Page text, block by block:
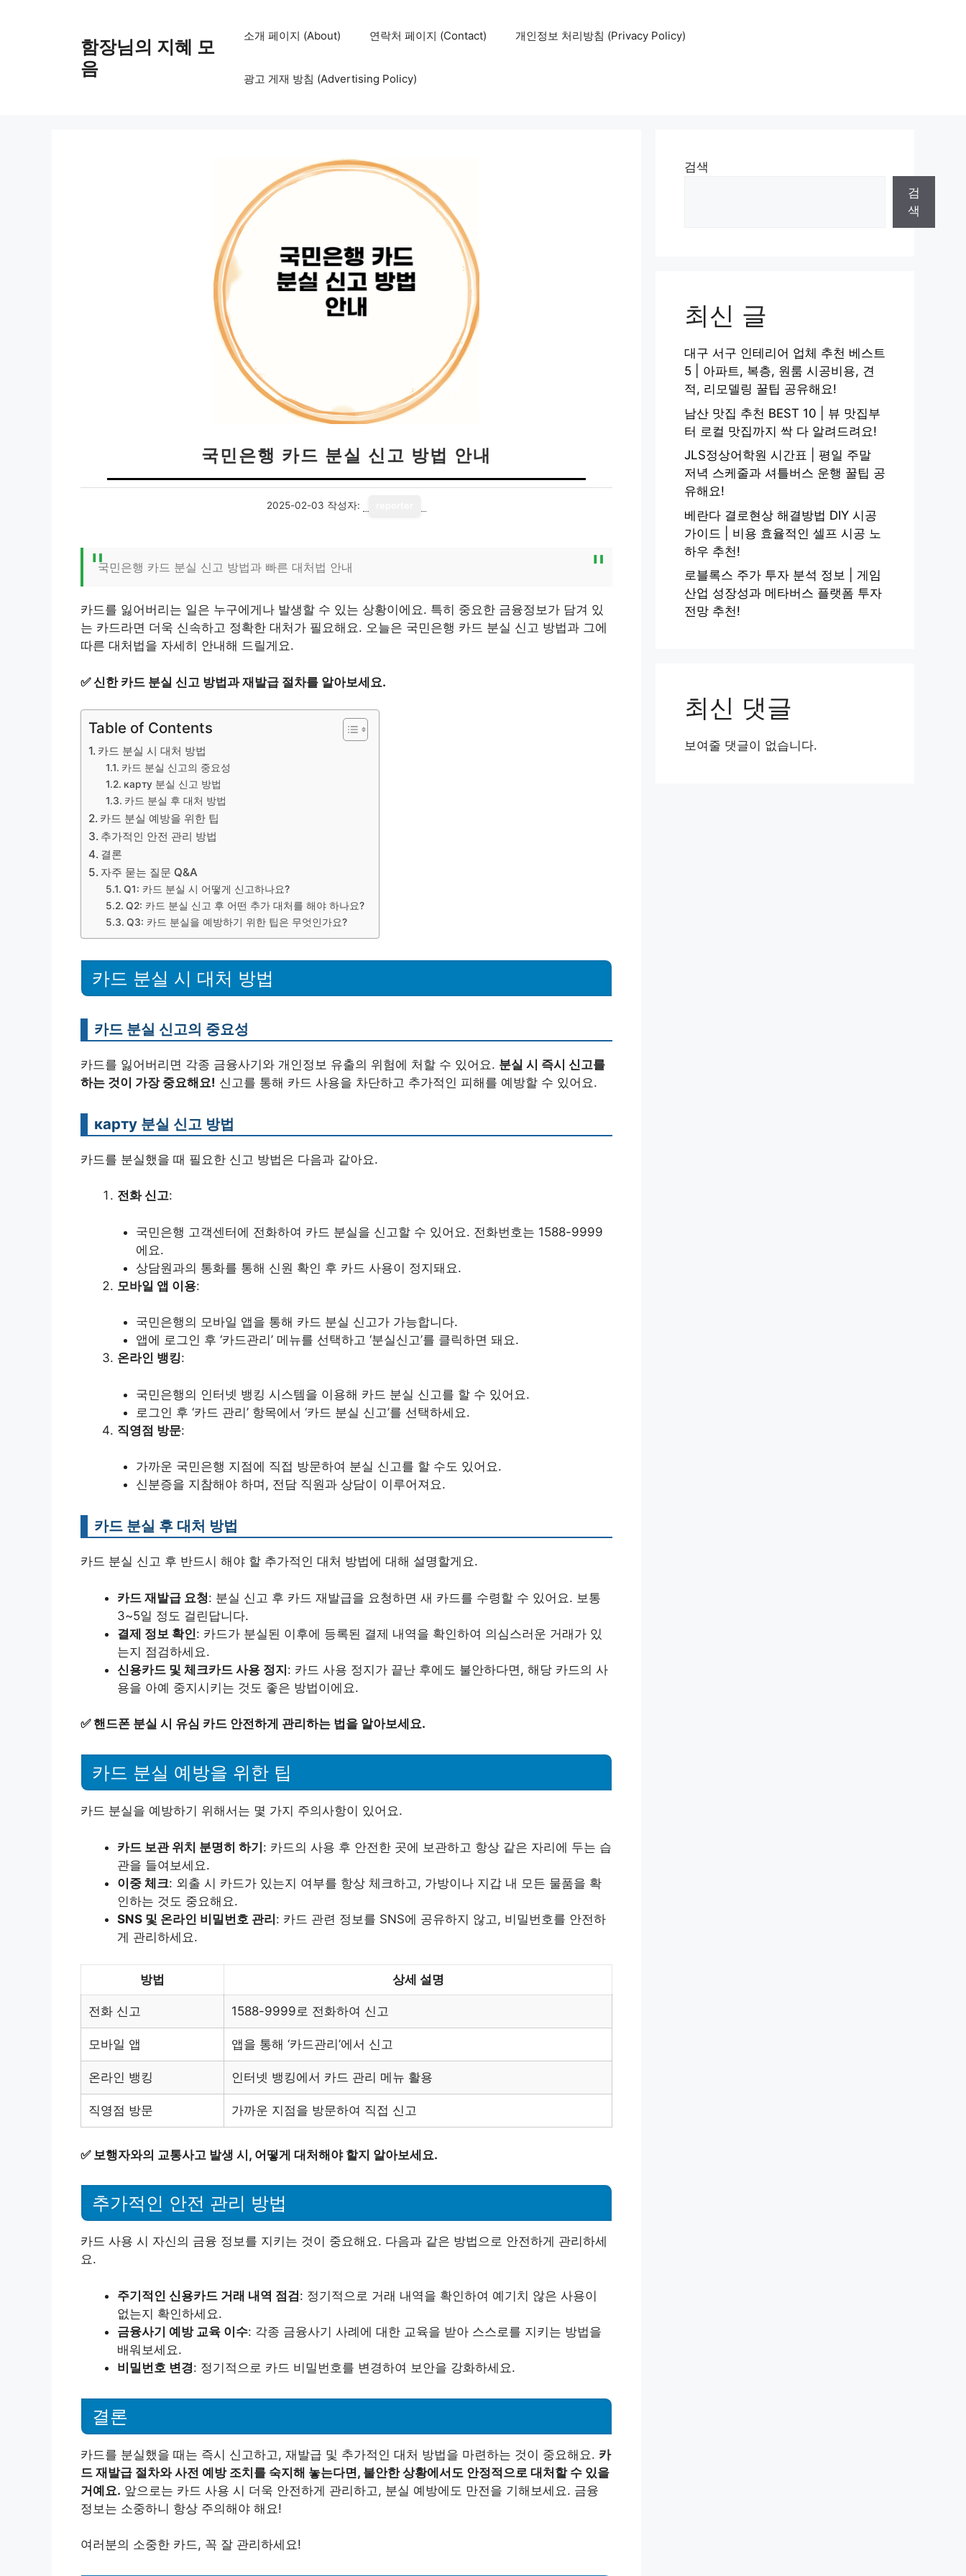
함장님의 지혜 모
음
소개 페이지 (About) 연락처 페이지 (Contact) 개인정보 처리방침 (Privacy Policy)
광고 게재 방침 (Advertising Policy)
국민은행 카드 분실 신고 방법 안내
2025-02-03 작성자:
국민은행 카드 분실 신고 방법과 빠른 대처법 안내
카드를 잃어버리는 일은 누구에게나 발생할 수 있는 상황이에요. 특히 중요한 금융정보가 담겨 있
는 카드라면 더욱 신속하고 정확한 대처가 필요해요. 오늘은 국민은행 카드 분실 신고 방법과 그에
따른 대처법을 자세히 안내해 드릴게요.
✅신한 카드 분실 신고 방법과 재발급 절차를 알아보세요.
Table of Contents
카드 분실 시 대처 방법
카드 분실 신고의 중요성
карту 분실 신고 방법
카드 분실 후 대처 방법
카드 분실 예방을 위한 팁
추가적인 안전 관리 방법
결론
자주 묻는 질문 Q&A
Q1: 카드 분실 시 어떻게 신고하나요?
Q2: 카드 분실 신고 후 어떤 추가 대처를 해야 하나요?
Q3: 카드 분실을 예방하기 위한 팁은 무엇인가요?
카드 분실 시 대처 방법
카드 분실 신고의 중요성
카드를 잃어버리면 각종 금융사기와 개인정보 유출의 위험에 처할 수 있어요. 분실 시 즉시 신고를
하는 것이 가장 중요해요! 신고를 통해 카드 사용을 차단하고 추가적인 피해를 예방할 수 있어요.
карту 분실 신고 방법
카드를 분실했을 때 필요한 신고 방법은 다음과 같아요.
전화 신고:
국민은행 고객센터에 전화하여 카드 분실을 신고할 수 있어요. 전화번호는 1588-9999
에요.
상담원과의 통화를 통해 신원 확인 후 카드 사용이 정지돼요.
모바일 앱 이용:
국민은행의 모바일 앱을 통해 카드 분실 신고가 가능합니다.
앱에 로그인 후 ‘카드관리’ 메뉴를 선택하고 ‘분실신고’를 클릭하면 돼요.
온라인 뱅킹:
국민은행의 인터넷 뱅킹 시스템을 이용해 카드 분실 신고를 할 수 있어요.
로그인 후 ‘카드 관리’ 항목에서 ‘카드 분실 신고’를 선택하세요.
직영점 방문:
가까운 국민은행 지점에 직접 방문하여 분실 신고를 할 수도 있어요.
신분증을 지참해야 하며, 전담 직원과 상담이 이루어져요.
카드 분실 후 대처 방법
카드 분실 신고 후 반드시 해야 할 추가적인 대처 방법에 대해 설명할게요.
카드 재발급 요청: 분실 신고 후 카드 재발급을 요청하면 새 카드를 수령할 수 있어요. 보통
3~5일 정도 걸린답니다.
결제 정보 확인: 카드가 분실된 이후에 등록된 결제 내역을 확인하여 의심스러운 거래가 있
는지 점검하세요.
신용카드 및 체크카드 사용 정지: 카드 사용 정지가 끝난 후에도 불안하다면, 해당 카드의 사
용을 아예 중지시키는 것도 좋은 방법이에요.
✅ 핸드폰 분실 시 유심 카드 안전하게 관리하는 법을 알아보세요.
카드 분실 예방을 위한 팁
카드 분실을 예방하기 위해서는 몇 가지 주의사항이 있어요.
카드 보관 위치 분명히 하기: 카드의 사용 후 안전한 곳에 보관하고 항상 같은 자리에 두는 습
관을 들여보세요.
이중 체크: 외출 시 카드가 있는지 여부를 항상 체크하고, 가방이나 지갑 내 모든 물품을 확
인하는 것도 중요해요.
SNS 및 온라인 비밀번호 관리: 카드 관련 정보를 SNS에 공유하지 않고, 비밀번호를 안전하
게 관리하세요.
방법 상세 설명
전화 신고 1588-9999로 전화하여 신고
모바일 앱 앱을 통해 ‘카드관리’에서 신고
온라인 뱅킹 인터넷 뱅킹에서 카드 관리 메뉴 활용
직영점 방문 가까운 지점을 방문하여 직접 신고
✅ 보행자와의 교통사고 발생 시, 어떻게 대처해야 할지 알아보세요.
추가적인 안전 관리 방법
카드 사용 시 자신의 금융 정보를 지키는 것이 중요해요. 다음과 같은 방법으로 안전하게 관리하세
요.
주기적인 신용카드 거래 내역 점검: 정기적으로 거래 내역을 확인하여 예기치 않은 사용이
없는지 확인하세요.
금융사기 예방 교육 이수: 각종 금융사기 사례에 대한 교육을 받아 스스로를 지키는 방법을
배워보세요.
비밀번호 변경: 정기적으로 카드 비밀번호를 변경하여 보안을 강화하세요.
결론
카드를 분실했을 때는 즉시 신고하고, 재발급 및 추가적인 대처 방법을 마련하는 것이 중요해요. 카
드 재발급 절차와 사전 예방 조치를 숙지해 놓는다면, 불안한 상황에서도 안정적으로 대처할 수 있을
거예요. 앞으로는 카드 사용 시 더욱 안전하게 관리하고, 분실 예방에도 만전을 기해보세요. 금융
정보는 소중하니 항상 주의해야 해요!
여러분의 소중한 카드, 꼭 잘 관리하세요!
검색
검
색
최신 글
대구 서구 인테리어 업체 추천 베스트
5 | 아파트, 복층, 원룸 시공비용, 견
적, 리모델링 꿀팁 공유해요!
남산 맛집 추천 BEST 10 | 뷰 맛집부
터 로컬 맛집까지 싹 다 알려드려요!
JLS정상어학원 시간표 | 평일 주말
저녁 스케줄과 셔틀버스 운행 꿀팁 공
유해요!
베란다 결로현상 해결방법 DIY 시공
가이드 | 비용 효율적인 셀프 시공 노
하우 추천!
로블록스 주가 투자 분석 정보 | 게임
산업 성장성과 메타버스 플랫폼 투자
전망 추천!
최신 댓글
보여줄 댓글이 없습니다.